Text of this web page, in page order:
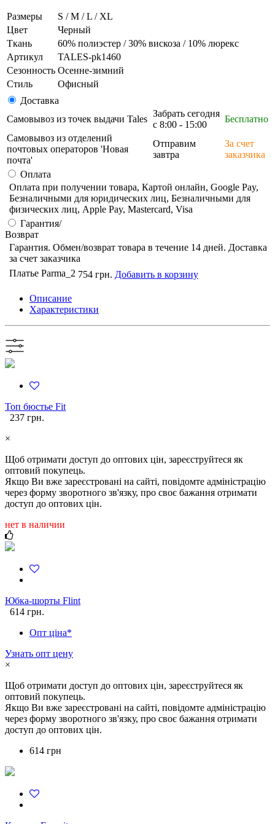
Размеры
S / M / L / XL
Цвет
Черный
Ткань
60% полиэстер / 30% вискоза / 10% люрекс
Артикул
TALES-pk1460
Сезонность Осенне-зимний
Стиль
Офисный
Доставка
Самовывоз из точек выдачи Tales
Забрать сегодня
с 8:00 - 15:00
Бесплатно
Самовывоз из отделений
почтовых операторов 'Новая
почта'
Отправим
завтра
За счет
заказчика
Оплата
Оплата при получении товара, Картой онлайн, Google Pay,
Безналичными для юридических лиц, Безналичными для
физических лиц, Apple Pay, Mastercard, Visa
Гарантия/
Возврат
Гарантия. Обмен/возврат товара в течение 14 дней. Доставка
за счет заказчика
Платье Parma_2 754 грн. Добавить в корзину
Описание
Характеристики
Топ бюстье Fit
237 грн.
×
Щоб отримати доступ до оптових цін, зареєструйтеся як
оптовий покупець.
Якщо Ви вже зареєстровані на сайті, повідомте адміністрацію
через форму зворотного зв'язку, про своє бажання отримати
доступ до оптових цін.
нет в наличии
Юбка-шорты Flint
614 грн.
Опт ціна*
Узнать опт цену
×
Щоб отримати доступ до оптових цін, зареєструйтеся як
оптовий покупець.
Якщо Ви вже зареєстровані на сайті, повідомте адміністрацію
через форму зворотного зв'язку, про своє бажання отримати
доступ до оптових цін.
614 грн